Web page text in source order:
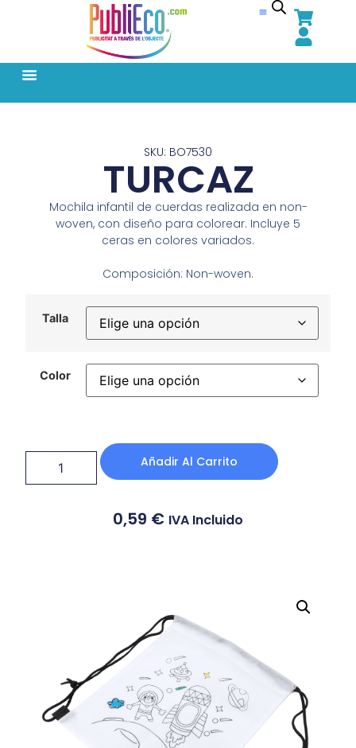
SKU: BO7530
TURCAZ
Mochila infantil de cuerdas realizada en non-
woven, con diseño para colorear. Incluye 5
ceras en colores variados.
Composición: Non-woven.
Talla
Color
Añadir Al Carrito
0,59 € IVA Incluido